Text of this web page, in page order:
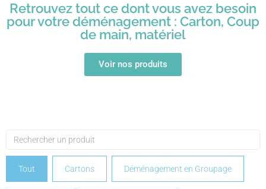
Retrouvez tout ce dont vous avez besoin
pour votre déménagement : Carton, Coup
de main, matériel
Voir nos produits
Tout Cartons Déménagement en Groupage